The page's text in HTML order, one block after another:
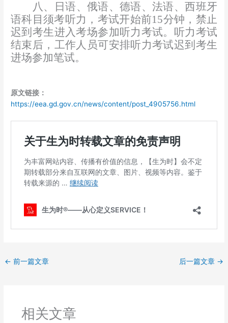
八、日语、俄语、德语、法语、西班牙
语科目须考听力，考试开始前15分钟，禁止
迟到考生进入考场参加听力考试。 听力考试
结束后，工作人员可安排听力考试迟到考生
进场参加笔试。
原文链接：
https://eea.gd.gov.cn/news/content/post_4905756.html
← 前一篇文章 后一篇文章 →
相关文章